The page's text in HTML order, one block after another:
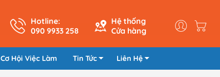
Hotline:
090 9933 258
Hệ thống
Cửa hàng
Cơ Hội Việc Làm Tin Tức Liên Hệ